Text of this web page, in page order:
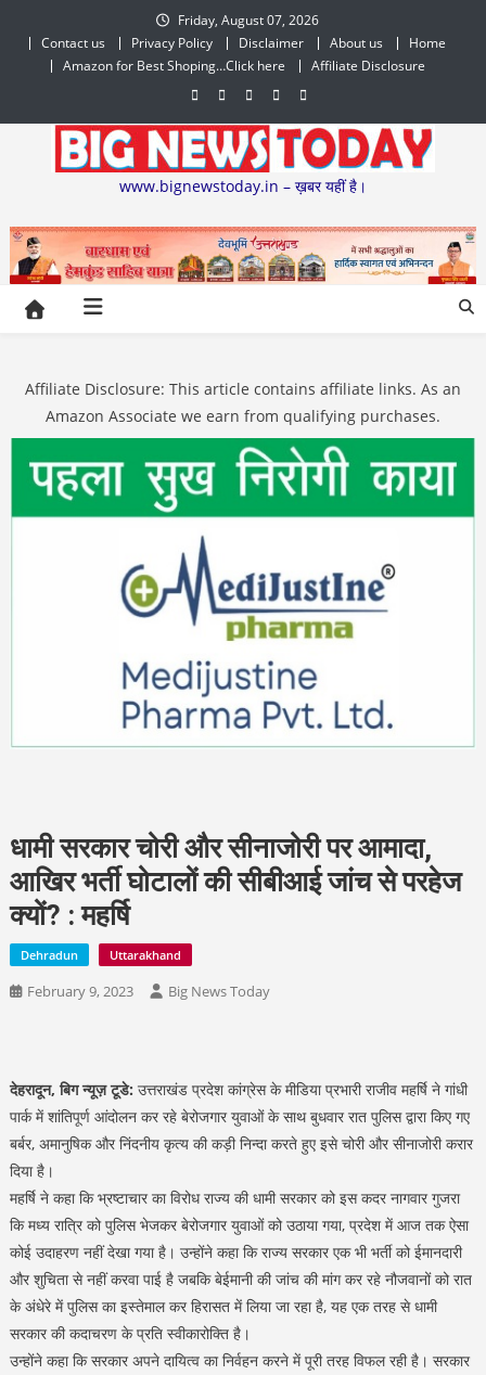
content
Friday, August 07, 2026
Contact us
Privacy Policy Disclaimer About us
Home
Amazon for Best Shoping…Click here
Affiliate Disclosure
www.bignewstoday.in – ख़बर यहीं है।
Affiliate Disclosure: This article contains affiliate links. As an
Amazon Associate we earn from qualifying purchases.
धामी सरकार चोरी और सीनाजोरी पर आमादा,
आखिर भर्ती घोटालों की सीबीआई जांच से परहेज
क्यों? : महर्षि
Dehradun Uttarakhand
February 9, 2023 Big News Today
देहरादून, बिग न्यूज़ टूडे: उत्तराखंड प्रदेश कांग्रेस के मीडिया प्रभारी राजीव महर्षि ने गांधी
पार्क में शांतिपूर्ण आंदोलन कर रहे बेरोजगार युवाओं के साथ बुधवार रात पुलिस द्वारा किए गए
बर्बर, अमानुषिक और निंदनीय कृत्य की कड़ी निन्दा करते हुए इसे चोरी और सीनाजोरी करार
दिया है।
महर्षि ने कहा कि भ्रष्टाचार का विरोध राज्य की धामी सरकार को इस कदर नागवार गुजरा
कि मध्य रात्रि को पुलिस भेजकर बेरोजगार युवाओं को उठाया गया, प्रदेश में आज तक ऐसा
कोई उदाहरण नहीं देखा गया है। उन्होंने कहा कि राज्य सरकार एक भी भर्ती को ईमानदारी
और शुचिता से नहीं करवा पाई है जबकि बेईमानी की जांच की मांग कर रहे नौजवानों को रात
के अंधेरे में पुलिस का इस्तेमाल कर हिरासत में लिया जा रहा है, यह एक तरह से धामी
सरकार की कदाचरण के प्रति स्वीकारोक्ति है।
उन्होंने कहा कि सरकार अपने दायित्व का निर्वहन करने में पूरी तरह विफल रही है। सरकार